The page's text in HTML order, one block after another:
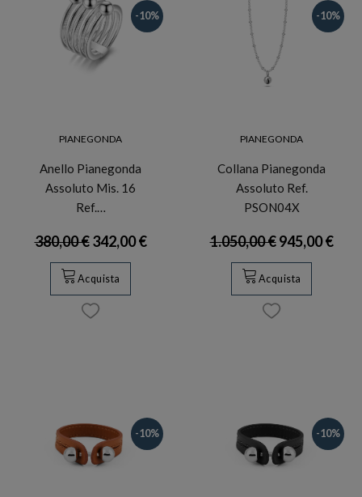
-10%
PIANEGONDA
Anello Pianegonda
Assoluto Mis. 16
Ref.…
380,00 €342,00 €
Acquista
-10%
PIANEGONDA
Collana Pianegonda
Assoluto Ref.
PSON04X
1.050,00 €945,00 €
Acquista
-10% -10%